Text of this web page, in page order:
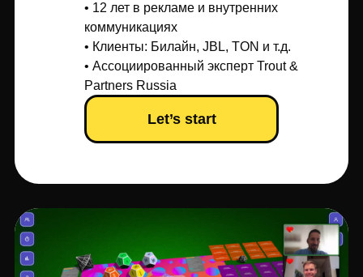
• 12 лет в рекламе и внутренних
коммуникациях
• Клиенты: Билайн, JBL, TON и т.д.
• Ассоциированный эксперт Trout &
Partners Russia
Let’s start